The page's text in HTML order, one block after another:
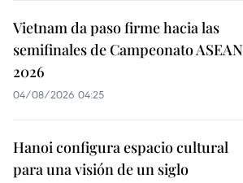
Vietnam da paso firme hacia las
semifinales de Campeonato ASEAN
2026
04/08/2026 04:25
Hanoi configura espacio cultural
para una visión de un siglo